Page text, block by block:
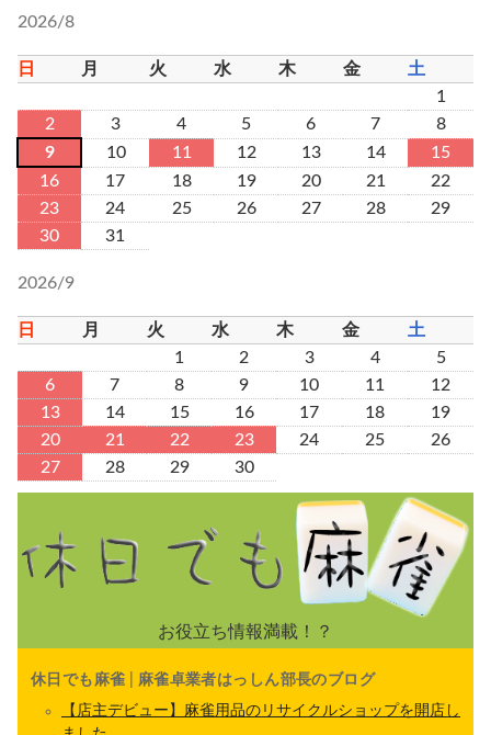
2026/8
日 月 火 水 木 金
土
1
2
3 4 5 6 7
8
9
10 11 12 13 14
15
16
17 18 19 20 21
22
23
24 25 26 27 28
29
30
31
2026/9
日 月 火 水 木 金
土
1
2 3 4
5
6
7 8 9 10 11
12
13
14 15 16 17 18
19
20
21 22 23 24 25
26
27
28 29 30
お役立ち情報満載！？
休日でも麻雀 | 麻雀卓業者はっしん部長のブログ
【店主デビュー】麻雀用品のリサイクルショップを開店し